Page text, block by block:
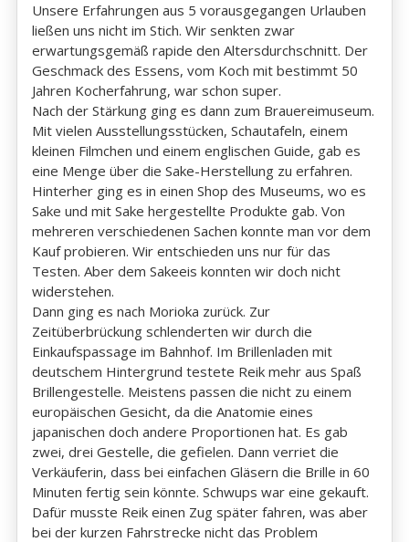
Unsere Erfahrungen aus 5 vorausgegangen Urlauben
ließen uns nicht im Stich. Wir senkten zwar
erwartungsgemäß rapide den Altersdurchschnitt. Der
Geschmack des Essens, vom Koch mit bestimmt 50
Jahren Kocherfahrung, war schon super.
Nach der Stärkung ging es dann zum Brauereimuseum.
Mit vielen Ausstellungsstücken, Schautafeln, einem
kleinen Filmchen und einem englischen Guide, gab es
eine Menge über die Sake-Herstellung zu erfahren.
Hinterher ging es in einen Shop des Museums, wo es
Sake und mit Sake hergestellte Produkte gab. Von
mehreren verschiedenen Sachen konnte man vor dem
Kauf probieren. Wir entschieden uns nur für das
Testen. Aber dem Sakeeis konnten wir doch nicht
widerstehen.
Dann ging es nach Morioka zurück. Zur
Zeitüberbrückung schlenderten wir durch die
Einkaufspassage im Bahnhof. Im Brillenladen mit
deutschem Hintergrund testete Reik mehr aus Spaß
Brillengestelle. Meistens passen die nicht zu einem
europäischen Gesicht, da die Anatomie eines
japanischen doch andere Proportionen hat. Es gab
zwei, drei Gestelle, die gefielen. Dann verriet die
Verkäuferin, dass bei einfachen Gläsern die Brille in 60
Minuten fertig sein könnte. Schwups war eine gekauft.
Dafür musste Reik einen Zug später fahren, was aber
bei der kurzen Fahrstrecke nicht das Problem